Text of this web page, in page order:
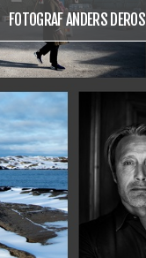
FOTOGRAF ANDERS DEROS